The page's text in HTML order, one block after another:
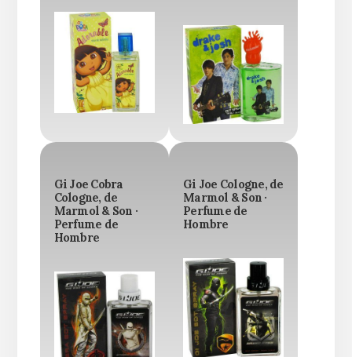
Gi Joe Cobra
Cologne, de
Marmol & Son ·
Perfume de
Hombre
Gi Joe Cologne, de
Marmol & Son ·
Perfume de
Hombre